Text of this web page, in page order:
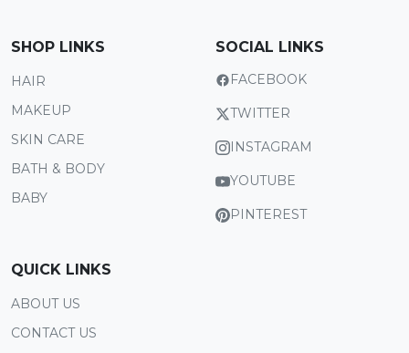
SHOP LINKS
HAIR
MAKEUP
SKIN CARE
BATH & BODY
BABY
SOCIAL LINKS
FACEBOOK
TWITTER
INSTAGRAM
YOUTUBE
PINTEREST
QUICK LINKS
ABOUT US
CONTACT US